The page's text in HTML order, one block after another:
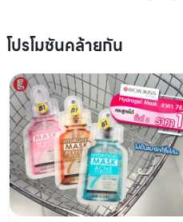
โปรโมชันคล้ายกัน